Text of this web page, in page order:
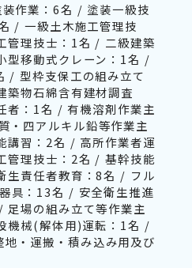
作業：6名 / 塗装一級技
/ 一級土木施工管理技
管理技士：1名 / 二級建築
型移動式クレーン：1名 /
/ 型枠支保工の組み立て
物石綿含有建材調査
者：1名 / 有機溶剤作業主
・四アルキル鉛等作業主
講習：2名 / 高所作業者運
管理技士：2名 / 基幹技能
生責任者教育：8名 / フル
具：13名 / 安全衛生推進
場の組み立て等作業主
機械(解体用)運転：1名 /
・運搬・積み込み用及び